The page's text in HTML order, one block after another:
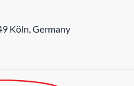
Köln, Germany